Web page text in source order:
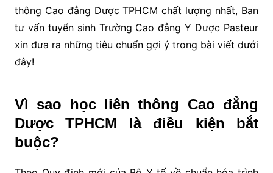
thông Cao đẳng Dược TPHCM chất lượng nhất, Ban
tư vấn tuyển sinh Trường Cao đẳng Y Dược Pasteur
xin đưa ra những tiêu chuẩn gợi ý trong bài viết dưới
đây!
Vì sao học liên thông Cao đẳng
Dược TPHCM là điều kiện bắt
buộc?